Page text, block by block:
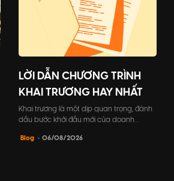
LỜI DẪN CHƯƠNG TRÌNH
KHAI TRƯƠNG HAY NHẤT
Khai trương là một dịp quan trọng, đánh
dấu bước khởi đầu mới của doanh
kiện cần được chuẩn bị kỹ lưỡng, đặc
Blog • 06/08/2026